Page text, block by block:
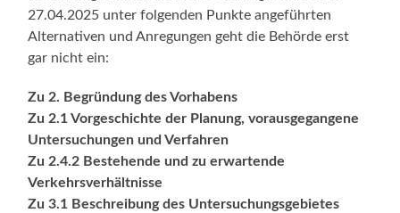
27.04.2025 unter folgenden Punkte angeführten
Alternativen und Anregungen geht die Behörde erst
gar nicht ein:
Zu 2. Begründung des Vorhabens
Zu 2.1 Vorgeschichte der Planung, vorausgegangene
Untersuchungen und Verfahren
Zu 2.4.2 Bestehende und zu erwartende
Verkehrsverhältnisse
Zu 3.1 Beschreibung des Untersuchungsgebietes